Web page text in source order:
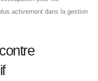
activement dans la gestion